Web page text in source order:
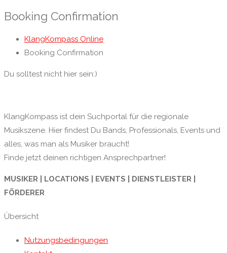
Booking Confirmation
KlangKompass Online
Booking Confirmation
Du solltest nicht hier sein:)
KlangKompass ist dein Suchportal für die regionale
Musikszene. Hier findest Du Bands, Professionals, Events und
alles, was man als Musiker braucht!
Finde jetzt deinen richtigen Ansprechpartner!
MUSIKER | LOCATIONS | EVENTS | DIENSTLEISTER |
FÖRDERER
Übersicht
Nutzungsbedingungen